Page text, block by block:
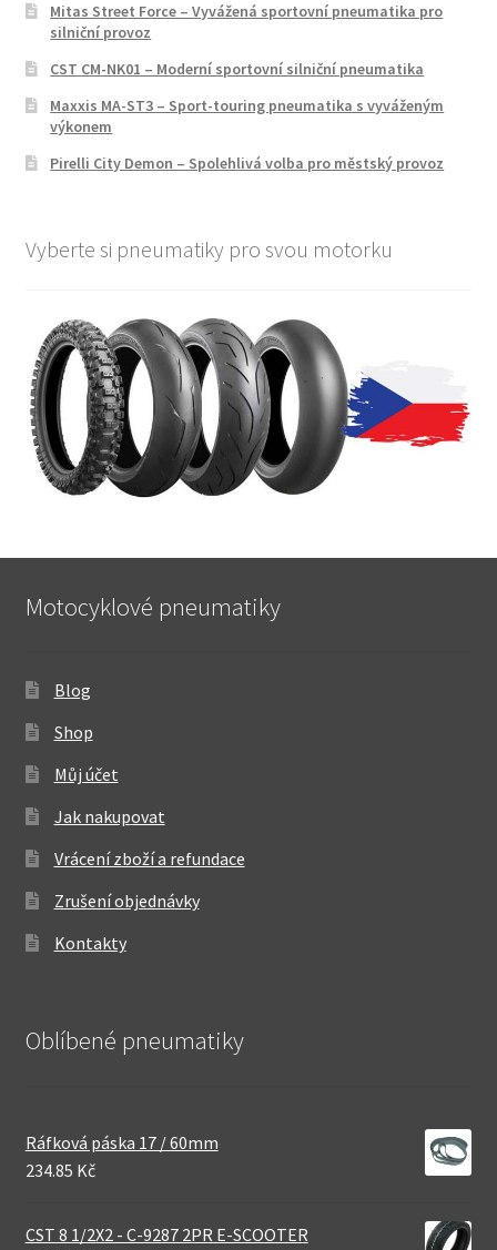
Mitas Street Force – Vyvážená sportovní pneumatika pro
silniční provoz
CST CM-NK01 – Moderní sportovní silniční pneumatika
Maxxis MA-ST3 – Sport-touring pneumatika s vyváženým
výkonem
Pirelli City Demon – Spolehlivá volba pro městský provoz
Vyberte si pneumatiky pro svou motorku
Motocyklové pneumatiky
Blog
Shop
Můj účet
Jak nakupovat
Vrácení zboží a refundace
Zrušení objednávky
Kontakty
Oblíbené pneumatiky
Ráfková páska 17 / 60mm
234.85 Kč
CST 8 1/2X2 - C-9287 2PR E-SCOOTER